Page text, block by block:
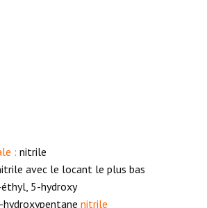
: nitrile
avec le locant le plus bas
5-hydroxy
nitrile